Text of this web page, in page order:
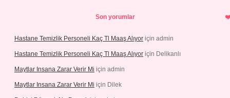
Son yorumlar
Hastane Temizlik Personeli Kaç Tl Maaş Alıyor için admin
Hastane Temizlik Personeli Kaç Tl Maaş Alıyor için Delikanlı
Maytlar Insana Zarar Verir Mi için admin
Maytlar Insana Zarar Verir Mi için Dilek